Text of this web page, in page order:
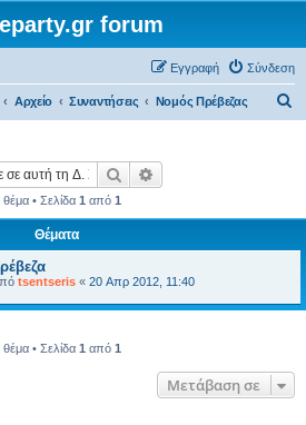
forum
Σύνδεση
Εγγραφή
Αρχείο Συναντήσεις Νομός Πρέβεζας‎
η
Αναζήτηση
θέμα • Σελίδα 1 από 1
Θέματα
tsentseris « 20 Απρ 2012, 11:40
θέμα • Σελίδα 1 από 1
Μετάβαση σε